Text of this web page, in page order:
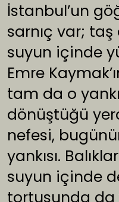
İstanbul’un
sarnıç var;
suyun içinde
Emre
tam da o
dönüştüğü
nefesi,
yankısı.
suyun içinde
tortusunda da